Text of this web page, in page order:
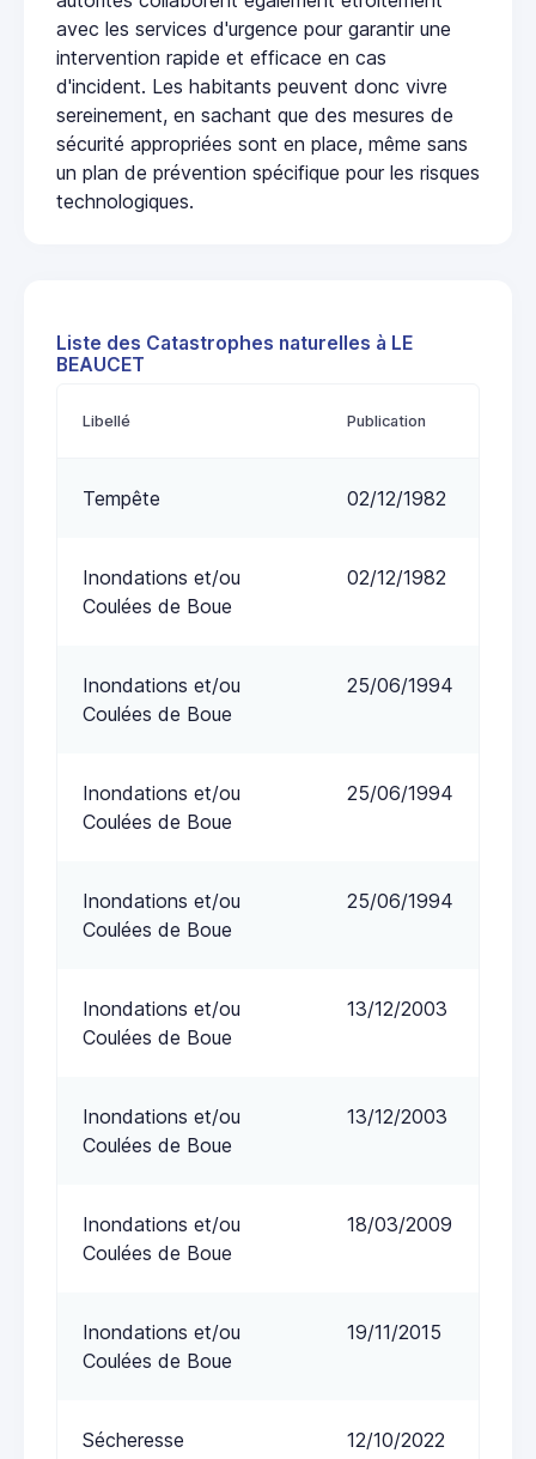
avec les services d'urgence pour garantir une
intervention rapide et efficace en cas
d'incident. Les habitants peuvent donc vivre
sereinement, en sachant que des mesures de
sécurité appropriées sont en place, même sans
un plan de prévention spécifique pour les risques
technologiques.
Liste des Catastrophes naturelles à LE
BEAUCET
Libellé Publication
Tempête 02/12/1982
Inondations et/ou
Coulées de Boue
02/12/1982
Inondations et/ou
Coulées de Boue
25/06/1994
Inondations et/ou
Coulées de Boue
25/06/1994
Inondations et/ou
Coulées de Boue
25/06/1994
Inondations et/ou
Coulées de Boue
13/12/2003
Inondations et/ou
Coulées de Boue
13/12/2003
Inondations et/ou
Coulées de Boue
18/03/2009
Inondations et/ou
Coulées de Boue
19/11/2015
Sécheresse 12/10/2022